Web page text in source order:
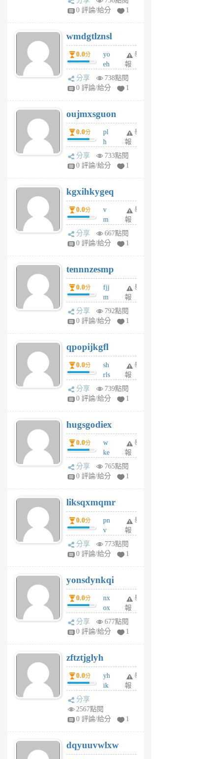
Jc
R
P
m
v
A
V
個
月
前
0 評論/給分
1
wmdgtlznsl
0.0分
yo
eh
ld
gy
個
月
前
舉
報
分享
738點閱
0 評論/給分
1
oujmxsguon
0.0分
pl
h
wi
w
6
個
月
前
舉
報
分享
733點閱
0 評論/給分
1
kgxihkygeq
0.0分
v
m
sg
sr
6
個
月
前
舉
報
分享
667點閱
0 評論/給分
1
tennnzesmp
0.0分
fjj
m
w
rs
6
個
月
前
舉
報
分享
792點閱
0 評論/給分
1
qpopijkgfl
0.0分
sh
rls
k
m
6
個
月
前
舉
報
分享
739點閱
0 評論/給分
1
hugsgodiex
0.0分
w
ke
rv
pj
6
個
月
前
舉
報
分享
765點閱
0 評論/給分
1
liksqxmqmr
0.0分
pn
v
wt
sv
6
個
月
前
舉
報
分享
773點閱
0 評論/給分
1
yonsdynkqi
0.0分
nx
ox
rh
pe
月
前
舉
報
分享
677點閱
0 評論/給分
1
zftztjglyh
0.0分
yh
ik
tu
6
個
舉
報
分享
2567點閱
0 評論/給分
1
dqyuuvwlxw